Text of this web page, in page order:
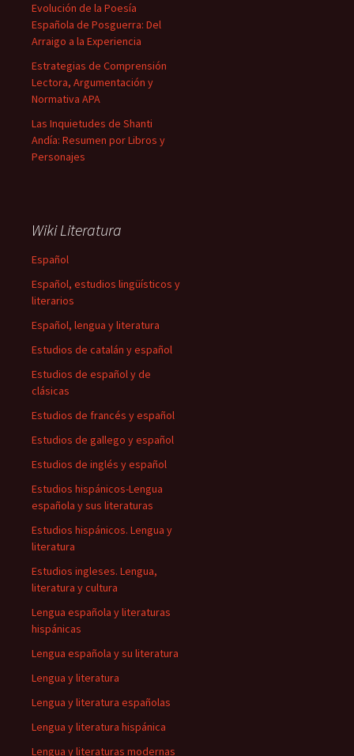
Evolución de la Poesía
Española de Posguerra: Del
Arraigo a la Experiencia
Estrategias de Comprensión
Lectora, Argumentación y
Normativa APA
Las Inquietudes de Shanti
Andía: Resumen por Libros y
Personajes
Wiki Literatura
Español
Español, estudios lingüísticos y
literarios
Español, lengua y literatura
Estudios de catalán y español
Estudios de español y de
clásicas
Estudios de francés y español
Estudios de gallego y español
Estudios de inglés y español
Estudios hispánicos-Lengua
española y sus literaturas
Estudios hispánicos. Lengua y
literatura
Estudios ingleses. Lengua,
literatura y cultura
Lengua española y literaturas
hispánicas
Lengua española y su literatura
Lengua y literatura
Lengua y literatura españolas
Lengua y literatura hispánica
Lengua y literaturas modernas